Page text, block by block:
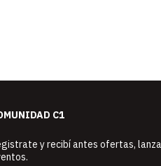
C1
y recibí antes ofertas,